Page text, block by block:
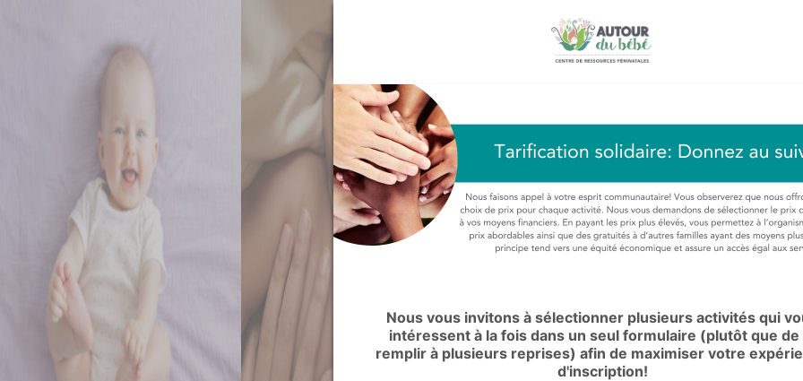
Nous vous invitons à sélectionner plusieurs activités qui
intéressent à la fois dans un seul formulaire (plutôt que de
remplir à plusieurs reprises) afin de maximiser votre
d'inscription!